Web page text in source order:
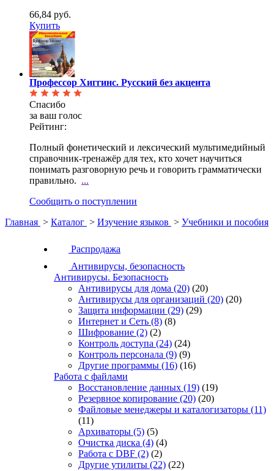
66,84 руб.
Купить
Профессор Хиггинс. Русский без акцента
Спасибо
за ваш голос
Рейтинг:
Полный фонетический и лексический мультимедийный
справочник-тренажёр для тех, кто хочет научиться
понимать разговорную речь и говорить грамматически
правильно. ...
Сообщить о поступлении
Главная > Каталог > Изучение языков > Учебники и пособия
Распродажа
Антивирусы, безопасность
Антивирусы. Безопасность
Антивирусы для дома (20) (20)
Антивирусы для организаций (20) (20)
Защита информации (29) (29)
Интернет и Сеть (8) (8)
Шифрование (2) (2)
Контроль доступа (24) (24)
Контроль персонала (9) (9)
Другие программы (16) (16)
Работа с файлами
Восстановление данных (19) (19)
Резервное копирование (20) (20)
Файловые менеджеры и каталогизаторы (11)
(11)
Архиваторы (5) (5)
Очистка диска (4) (4)
Работа с DBF (2) (2)
Другие утилиты (22) (22)